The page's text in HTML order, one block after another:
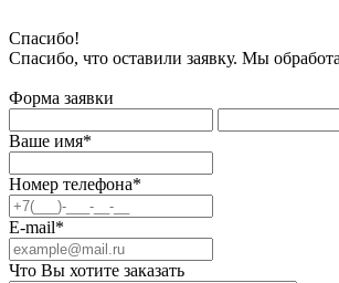
Спасибо!
Спасибо, что оставили заявку. Мы
Форма заявки
Ваше имя*
Номер телефона*
E-mail*
Что Вы хотите заказать